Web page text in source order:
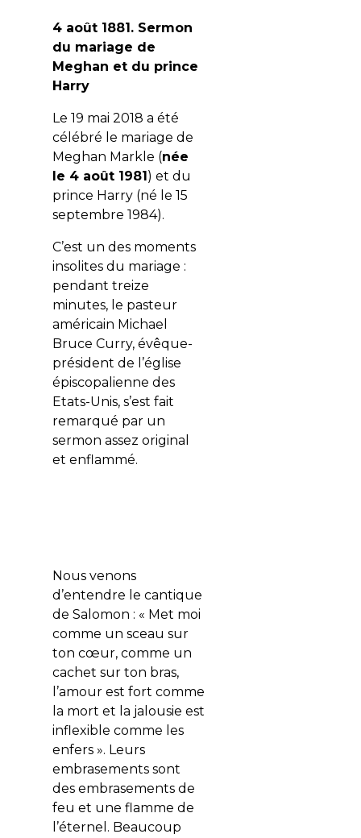
4 août 1881. Sermon
du mariage de
Meghan et du prince
Harry
Le 19 mai 2018 a été
célébré le mariage de
Meghan Markle (née
le 4 août 1981 ) et du
prince Harry (né le 15
septembre 1984).
C’est un des moments
insolites du mariage :
pendant treize
minutes, le pasteur
américain Michael
Bruce Curry, évêque-
président de l’église
épiscopalienne des
Etats-Unis, s’est fait
remarqué par un
sermon assez original
et enflammé.
Nous venons
d’entendre le cantique
de Salomon : « Met moi
comme un sceau sur
ton cœur, comme un
cachet sur ton bras,
l’amour est fort comme
la mort et la jalousie est
inflexible comme les
enfers ». Leurs
embrasements sont
des embrasements de
feu et une flamme de
l’éternel. Beaucoup